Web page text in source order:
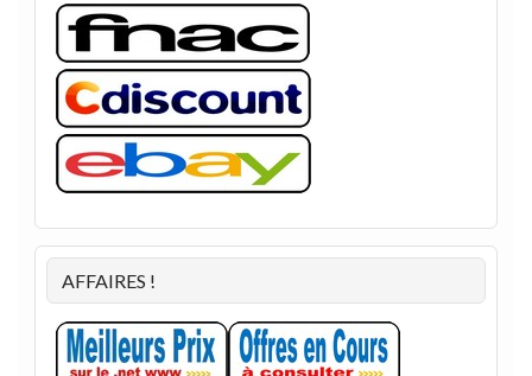
AFFAIRES !